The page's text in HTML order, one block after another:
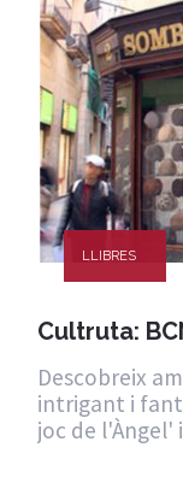
LLIBRES
Cultruta:
Descobreix
intrigant i
joc de